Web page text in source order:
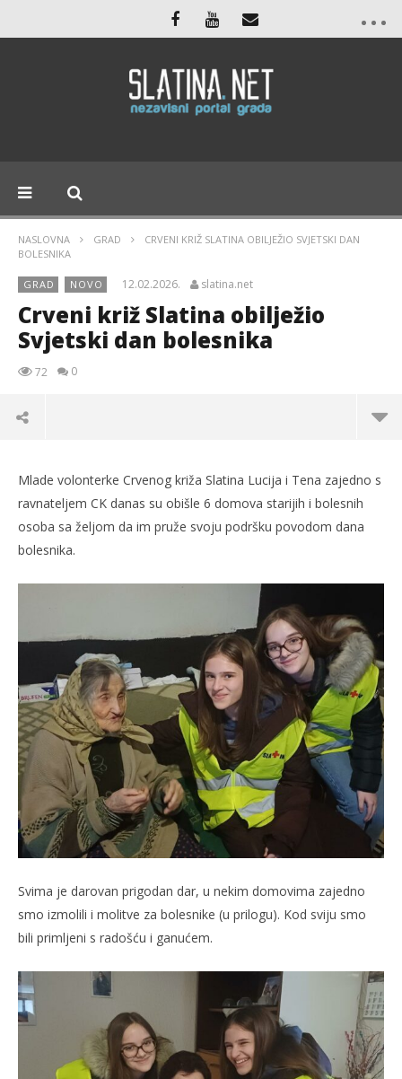
NASLOVNA GRAD
CRVENI KRIŽ SLATINA OBILJEŽIO SVJETSKI DAN
BOLESNIKA
GRAD NOVO 12.02.2026. slatina.net
Crveni križ Slatina obilježio
Svjetski dan bolesnika
72 0
TRENUTNO OTVORENO
Crveni križ Slatina obilježio Svjetski dan
bolesnika
12.02.2026.
slatina.net
Mlade volonterke Crvenog križa Slatina Lucija i Tena zajedno s
ravnateljem CK danas su obišle 6 domova starijih i bolesnih
osoba sa željom da im pruže svoju podršku povodom dana
bolesnika.
Svima je darovan prigodan dar, u nekim domovima zajedno
smo izmolili i molitve za bolesnike (u prilogu). Kod sviju smo
bili primljeni s radošću i ganućem.